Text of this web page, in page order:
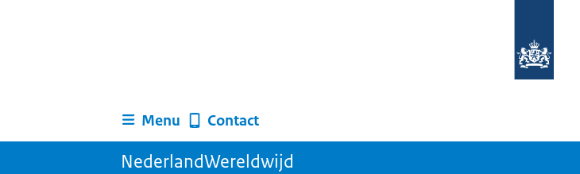
homepage
Menu Contact
NederlandWereldwijd